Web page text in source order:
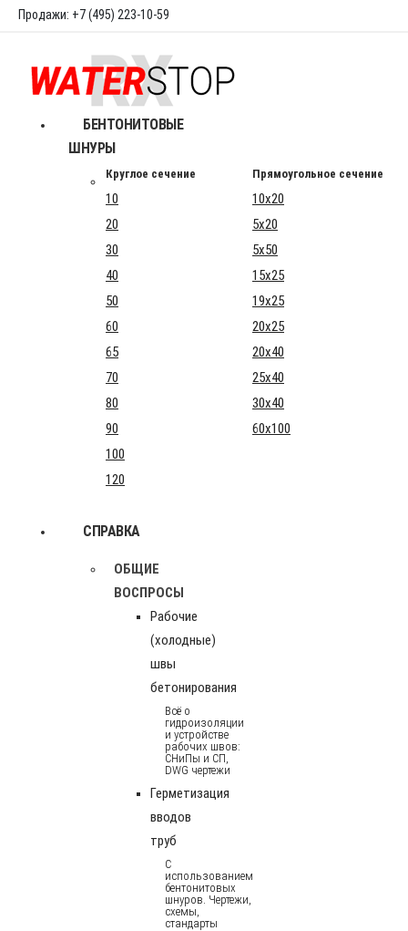
Продажи: +7 (495) 223-10-59
БЕНТОНИТОВЫЕ
ШНУРЫ
Круглое сечение Прямоугольное сечение
10
10x20
20
5x20
30
5x50
40
15x25
50
19x25
60
20x25
65
20x40
70
25x40
80
30x40
90
60x100
100
120
СПРАВКА
ОБЩИЕ
ВОСПРОСЫ
Рабочие
(холодные)
швы
бетонирования
Всё о
гидроизоляции
и устройстве
рабочих швов:
СНиПы и СП,
DWG чертежи
Герметизация
вводов
труб
С
использованием
бентонитовых
шнуров. Чертежи,
схемы,
стандарты